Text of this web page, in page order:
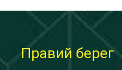
Правий берег